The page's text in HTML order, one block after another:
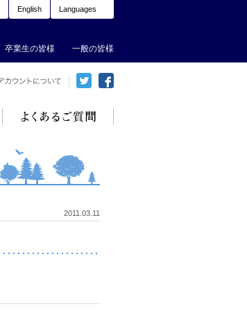
卒業生の皆様 一般の皆様
English Languages
2011.03.11